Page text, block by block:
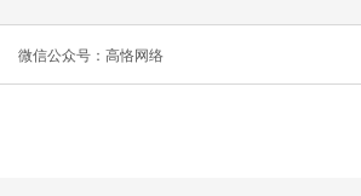
微信公众号：高恪网络